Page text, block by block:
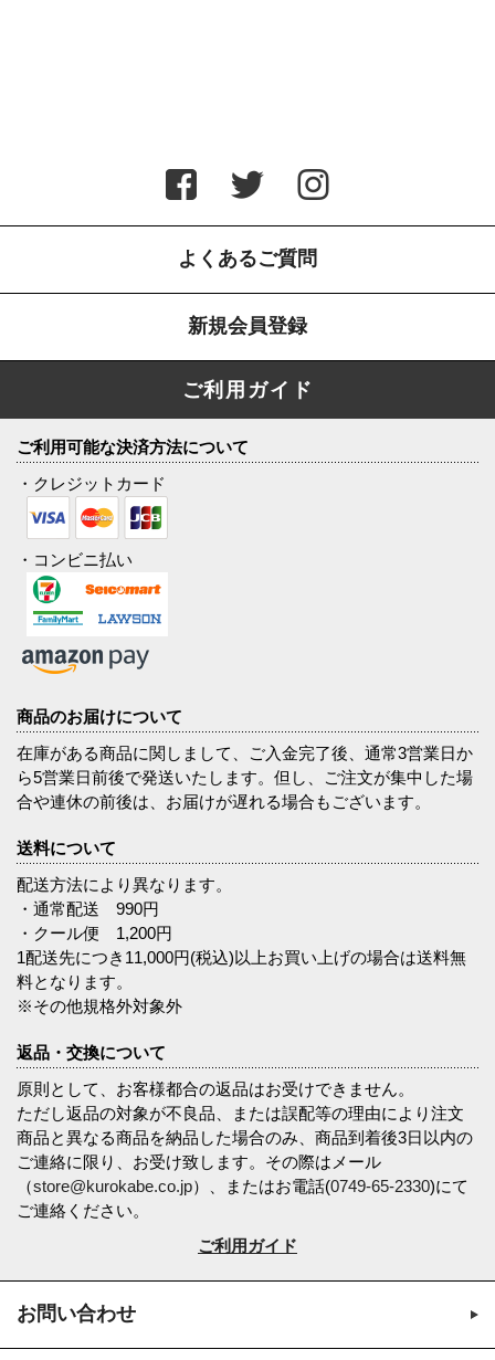
よくあるご質問
新規会員登録
ご利用ガイド
ご利用可能な決済方法について
・クレジットカード
・コンビニ払い
商品のお届けについて
在庫がある商品に関しまして、ご入金完了後、通常3営業日か
ら5営業日前後で発送いたします。但し、ご注文が集中した場
合や連休の前後は、お届けが遅れる場合もございます。
送料について
配送方法により異なります。
・通常配送 990円
・クール便 1,200円
1配送先につき11,000円(税込)以上お買い上げの場合は送料無
料となります。
※その他規格外対象外
返品・交換について
原則として、お客様都合の返品はお受けできません。
ただし返品の対象が不良品、または誤配等の理由により注文
商品と異なる商品を納品した場合のみ、商品到着後3日以内の
ご連絡に限り、お受け致します。その際はメール
（store@kurokabe.co.jp）、またはお電話(0749-65-2330)にて
ご連絡ください。
ご利用ガイド
お問い合わせ